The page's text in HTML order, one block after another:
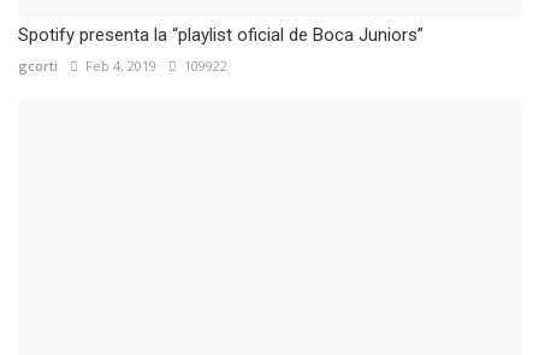
Spotify presenta la “playlist oficial de Boca Juniors”
gcorti Feb 4, 2019 109922